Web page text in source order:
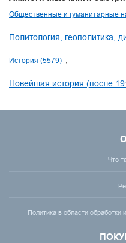
Общественные и гуманитарные
Политология, геополитика,
История (5579)
Новейшая история (после
Что
Политика в области